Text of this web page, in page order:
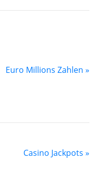
Euro Millions Zahlen »
Casino Jackpots »